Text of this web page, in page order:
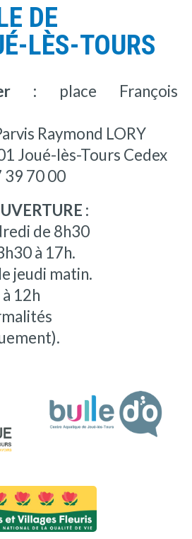
DE
LÈS-TOURS
: place François
Raymond LORY
Joué-lès-Tours Cedex
39 70 00
:
de 8h30
à 17h.
jeudi matin.
12h